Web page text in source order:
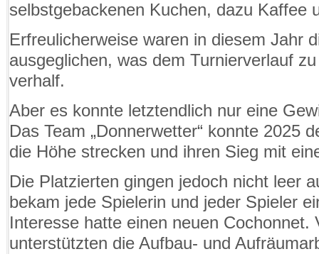
selbstgebackenen Kuchen, dazu Kaffee
Erfreulicherweise waren in diesem Jahr
ausgeglichen, was dem Turnierverlauf
verhalf.
Aber es konnte letztendlich nur eine
Das Team „Donnerwetter“ konnte 2025
die Höhe strecken und ihren Sieg mit
Die Platzierten gingen jedoch nicht leer
bekam jede Spielerin und jeder Spieler
Interesse hatte einen neuen Cochonnet.
unterstützten die Aufbau- und